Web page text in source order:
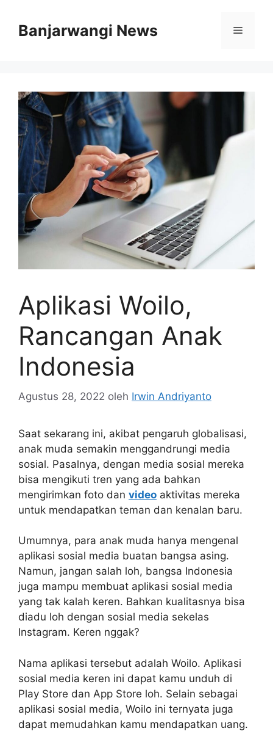
Banjarwangi News Menu
Aplikasi Woilo,
Rancangan Anak
Indonesia
Agustus 28, 2022 oleh Irwin Andriyanto
Saat sekarang ini, akibat pengaruh globalisasi,
anak muda semakin menggandrungi media
sosial. Pasalnya, dengan media sosial mereka
bisa mengikuti tren yang ada bahkan
mengirimkan foto dan video aktivitas mereka
untuk mendapatkan teman dan kenalan baru.
Umumnya, para anak muda hanya mengenal
aplikasi sosial media buatan bangsa asing.
Namun, jangan salah loh, bangsa Indonesia
juga mampu membuat aplikasi sosial media
yang tak kalah keren. Bahkan kualitasnya bisa
diadu loh dengan sosial media sekelas
Instagram. Keren nggak?
Nama aplikasi tersebut adalah Woilo. Aplikasi
sosial media keren ini dapat kamu unduh di
Play Store dan App Store loh. Selain sebagai
aplikasi sosial media, Woilo ini ternyata juga
dapat memudahkan kamu mendapatkan uang.